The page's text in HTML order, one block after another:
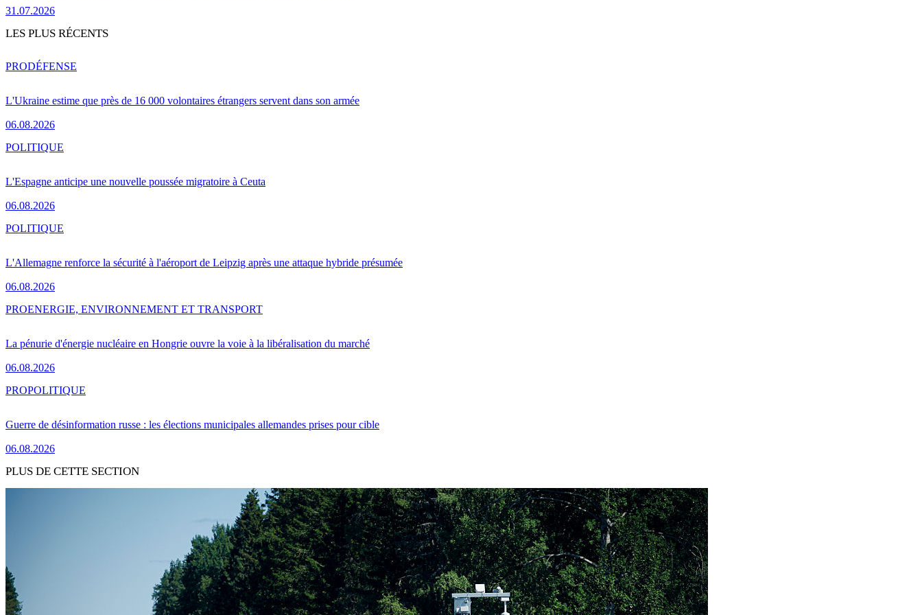
31.07.2026
LES PLUS RÉCENTS
L'Ukraine estime que près de 16 000 volontaires étrangers servent dans son armée
06.08.2026
PRODÉFENSE
L'Espagne anticipe une nouvelle poussée migratoire à Ceuta
06.08.2026
POLITIQUE
L'Allemagne renforce la sécurité à l'aéroport de Leipzig après une attaque hybride présumée
06.08.2026
POLITIQUE
La pénurie d'énergie nucléaire en Hongrie ouvre la voie à la libéralisation du marché
06.08.2026
PROENERGIE, ENVIRONNEMENT ET TRANSPORT
Guerre de désinformation russe : les élections municipales allemandes prises pour cible
06.08.2026
PROPOLITIQUE
PLUS DE CETTE SECTION